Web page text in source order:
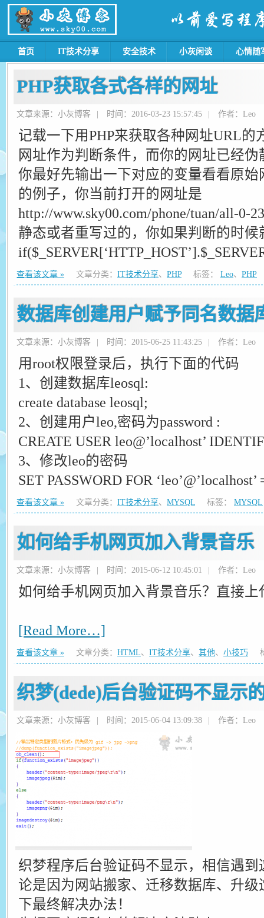
首页 IT技术分享 安全技术 小灰闲谈 心情随
PHP获取各式各样的网址
文章来源：小灰博客 时间：2016-03-23 15:57:45 作者：Leo
记载一下用PHP来获取各种网址URL的
网址作为判断条件，而你的网址已经
你最好先输出一下对应的变量看看原
的例子，你当前打开的网址是
http://www.sky00.com/phone/tuan/all-0-
静态或者重写过的，你如果判断的时候
查看该文章 » 文章分类： IT技术分享、 PHP标签： Leo、 PHP
数据库创建用户赋予同名数据
文章来源：小灰博客 时间：2015-06-25 11:43:25 作者：Leo
用root权限登录后，执行下面的代码
1、创建数据库leosql:
create database leosql;
2、创建用户leo,密码为password :
CREATE USER leo@’localhost’
3、修改leo的密码
SET PASSWORD FOR ‘leo’@’localhost’
查看该文章 » 文章分类： IT技术分享、 MYSQL 标签： MYSQL
如何给手机网页加入背景音乐
文章来源：小灰博客 时间：2015-06-12 10:45:01 作者：Leo
如何给手机网页加入背景音乐？直接上
[Read More…]
查看该文章 » 文章分类： HTML、 IT技术分享、 其他、 小技巧
织梦(dede)后台验证码不显示
文章来源：小灰博客 时间：2015-06-04 13:09:38 作者：Leo
织梦程序后台验证码不显示，相信遇
论是因为网站搬家、迁移数据库、升
下最终解决办法！